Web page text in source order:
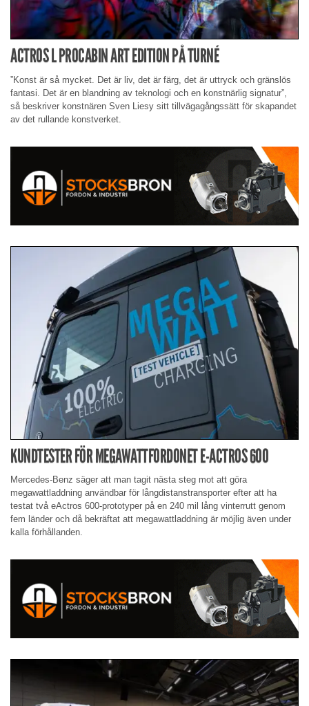
ACTROS L PROCABIN ART EDITION PÅ TURNÉ
”Konst är så mycket. Det är liv, det är färg, det är uttryck och gränslös
fantasi. Det är en blandning av teknologi och en konstnärlig signatur”,
så beskriver konstnären Sven Liesy sitt tillvägagångssätt för skapandet
av det rullande konstverket.
KUNDTESTER FÖR MEGAWATTFORDONET E-ACTROS 600
Mercedes-Benz säger att man tagit nästa steg mot att göra
megawattladdning användbar för långdistanstransporter efter att ha
testat två eActros 600-prototyper på en 240 mil lång vinterrutt genom
fem länder och då bekräftat att megawattladdning är möjlig även under
kalla förhållanden.